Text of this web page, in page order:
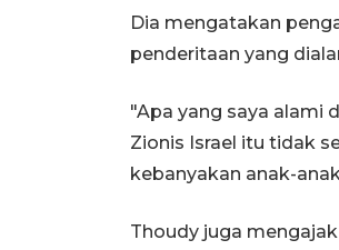
Dia mengatakan
penderitaan yang
"Apa yang saya alami
Zionis Israel itu tidak
kebanyakan anak-
Thoudy juga